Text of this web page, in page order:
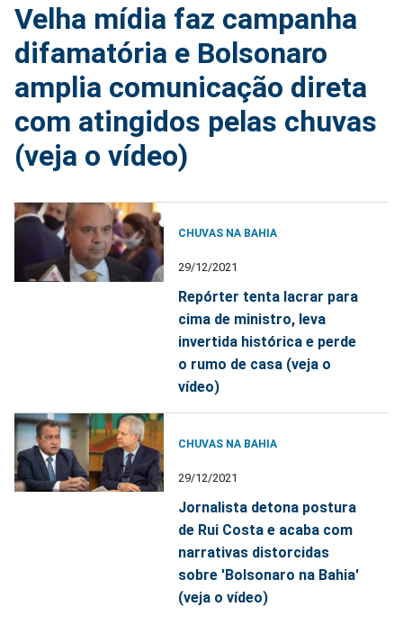
Velha mídia faz campanha
difamatória e Bolsonaro
amplia comunicação direta
com atingidos pelas chuvas
(veja o vídeo)
CHUVAS NA BAHIA
29/12/2021
Repórter tenta lacrar para
cima de ministro, leva
invertida histórica e perde
o rumo de casa (veja o
vídeo)
CHUVAS NA BAHIA
29/12/2021
Jornalista detona postura
de Rui Costa e acaba com
narrativas distorcidas
sobre 'Bolsonaro na Bahia'
(veja o vídeo)